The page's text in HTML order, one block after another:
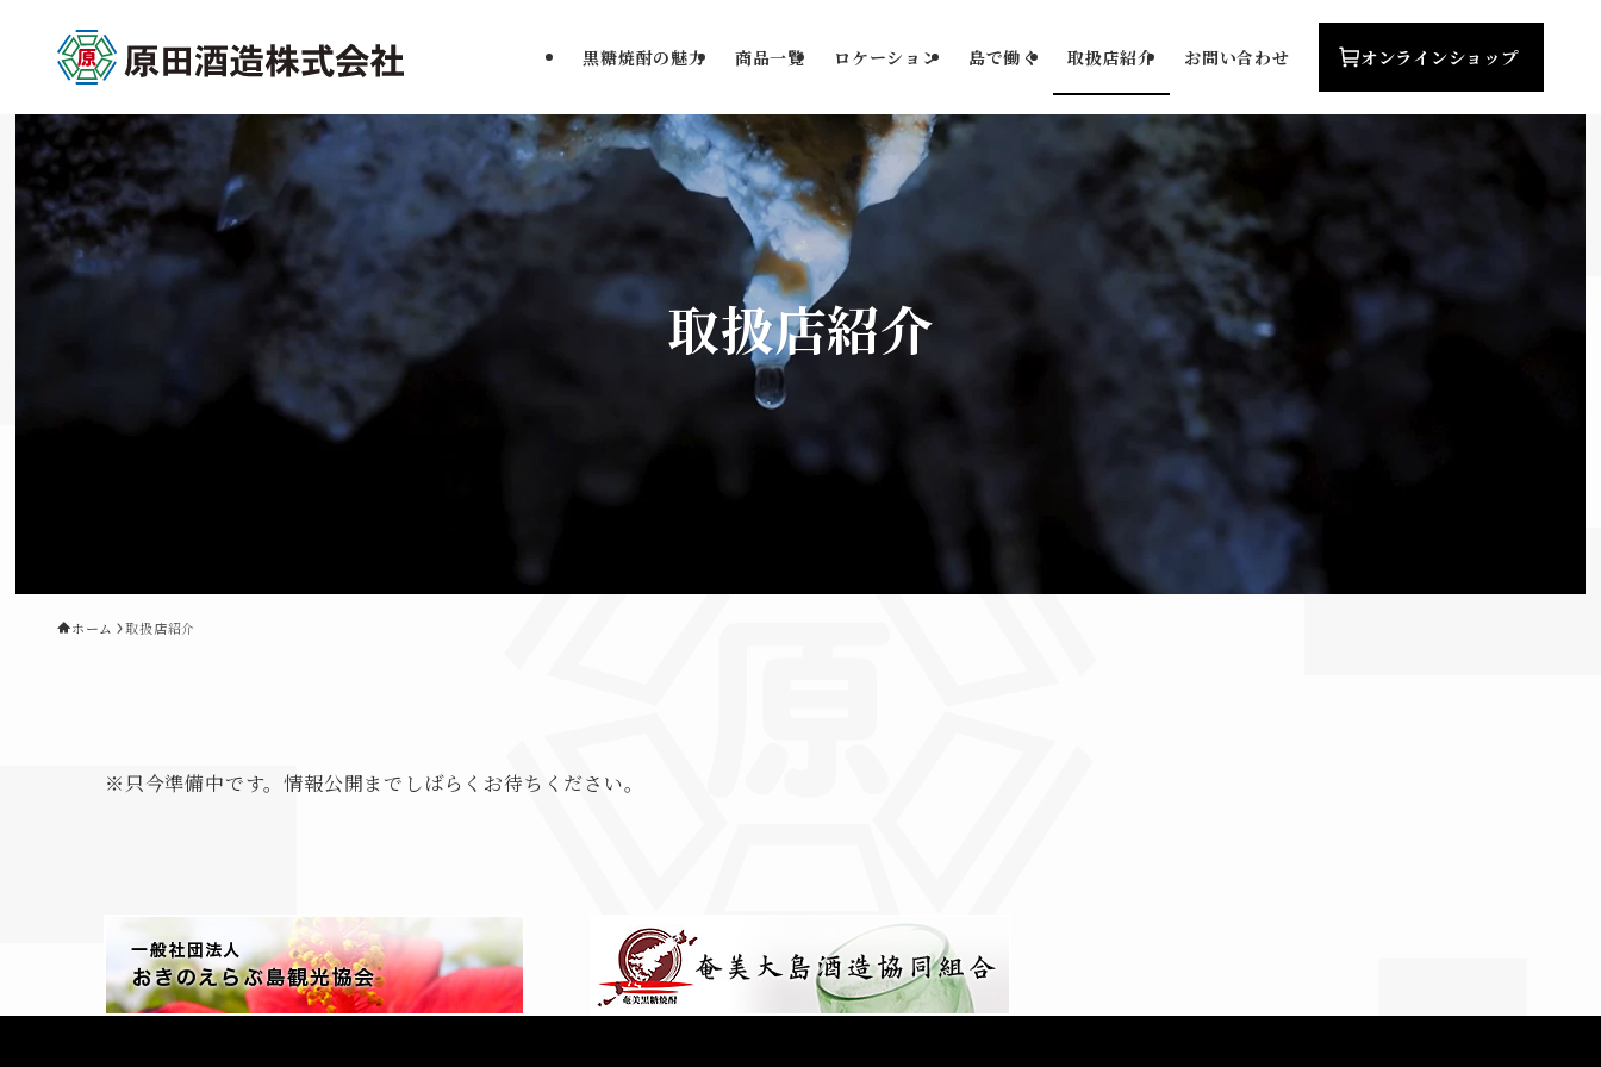
黒糖焼酎の魅力 商品一覧 ロケーション 島で働く 取扱店紹介 お問い合わせ オンラインショップ
取扱店紹介
ホーム 取扱店紹介
※只今準備中です。情報公開までしばらくお待ちください。